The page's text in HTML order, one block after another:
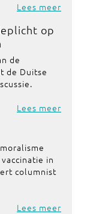
Lees meer
op
de
de Duitse
Lees meer
in
columnist
Lees meer